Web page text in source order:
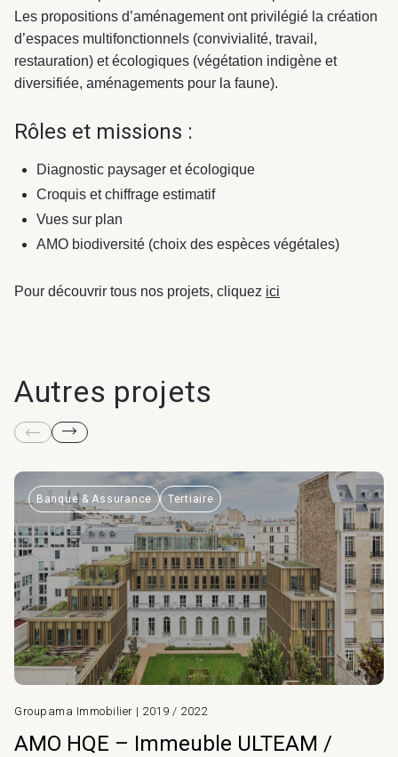
Les propositions d’aménagement ont privilégié la création
d’espaces multifonctionnels (convivialité, travail,
restauration) et écologiques (végétation indigène et
diversifiée, aménagements pour la faune).
Rôles et missions :
Diagnostic paysager et écologique
Croquis et chiffrage estimatif
Vues sur plan
AMO biodiversité (choix des espèces végétales)
Pour découvrir tous nos projets, cliquez ici
Autres projets
Banque & Assurance Tertiaire
Groupama Immobilier | 2019 / 2022
AMO HQE – Immeuble ULTEAM /